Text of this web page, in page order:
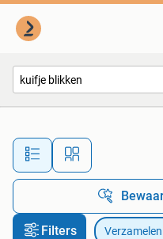
Alle
Filters Verzamelen